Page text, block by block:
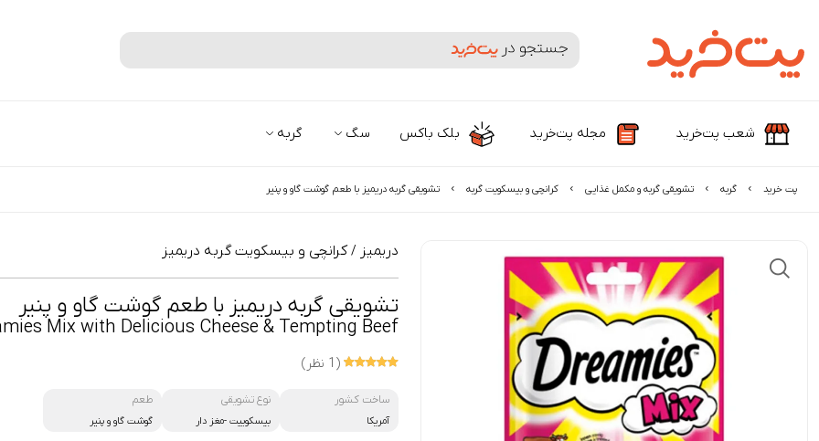
جستجوی محصولات و برندها
شعب پت‌خرید مجله پت‌خرید بلک باکس سگ گربه
پت خرید گربه تشویقی گربه و مکمل غذایی کرانچی و بیسکویت گربه تشویقی گربه دریمیز با طعم گوشت گاو و پنیر
دریمیز /کرانچی و بیسکویت گربه دریمیز
تشویقی گربه دریمیز با طعم گوشت گاو و پنیر
Mix with Delicious Cheese & Tempting Beef
(1 نظر)
ساخت کشور
آمریکا
نوع تشویقی
بیسکوییت -مغز دار
طعم
گوشت گاو و پنیر